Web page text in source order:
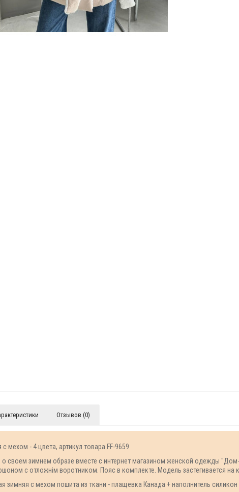
Отзывов (0)
с мехом - 4 цвета, артикул товара FF-9659
о своем зимнем образе вместе с интернет магазином женской одежды
с отложнім воротником. Пояс в комплекте. Модель застегивается на
зимняя с мехом пошита из ткани - плащевка Канада + наполнитель